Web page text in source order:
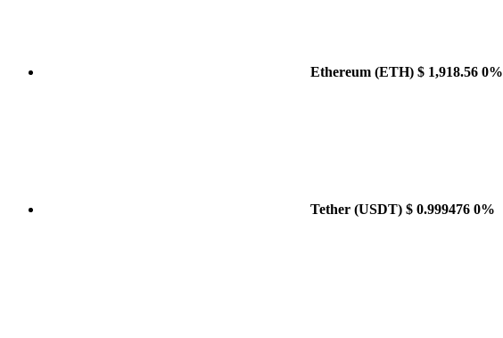
Ethereum (ETH) $ 1,918.56 0%
Tether (USDT) $ 0.999476 0%